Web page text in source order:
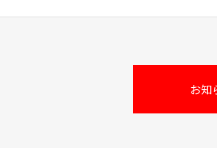
お知